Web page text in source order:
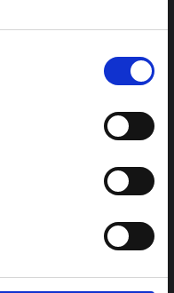
في إيتوري (2026)
حاليًا بتفشي فيروس إيبولا
الأخبار والتطورات الأخيرة
هال للعلوم المفتوحة